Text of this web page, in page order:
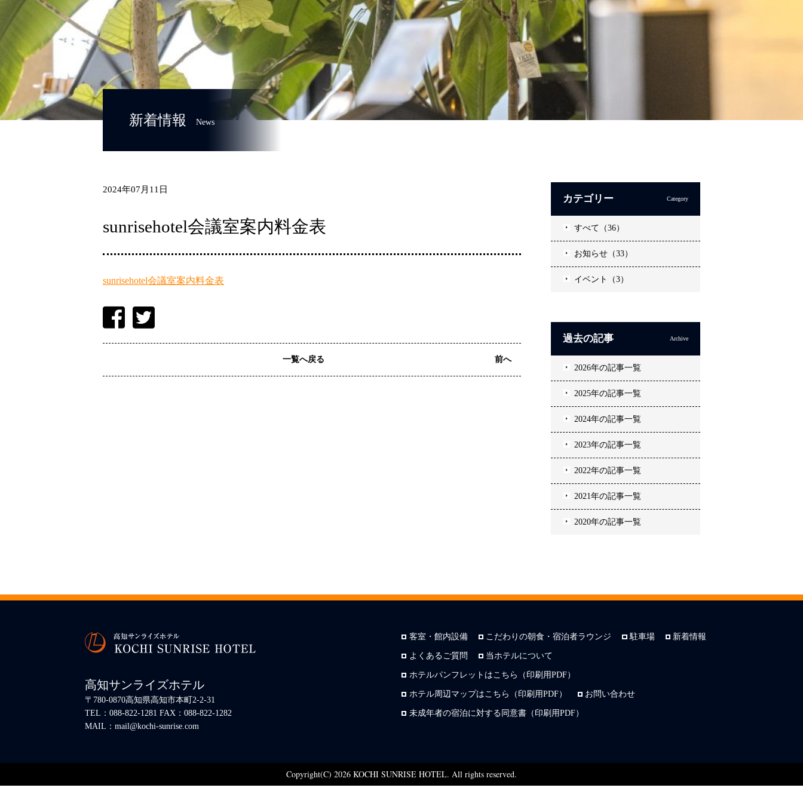
新着情報 News
2024年07月11日
sunrisehotel会議室案内料金表
sunrisehotel会議室案内料金表
一覧へ戻る 前へ
カテゴリー Category
すべて（36）
お知らせ（33）
イベント（3）
過去の記事 Archive
2026年の記事一覧
2025年の記事一覧
2024年の記事一覧
2023年の記事一覧
2022年の記事一覧
2021年の記事一覧
2020年の記事一覧
客室・館内設備 こだわりの朝食・宿泊者ラウンジ 駐車場 新着情報
よくあるご質問 当ホテルについて
ホテルパンフレットはこちら（印刷用PDF）
ホテル周辺マップはこちら（印刷用PDF） お問い合わせ
未成年者の宿泊に対する同意書（印刷用PDF）
高知サンライズホテル
〒780-0870高知県高知市本町2-2-31
TEL：088-822-1281 FAX：088-822-1282
MAIL：mail@kochi-sunrise.com
Copyright(C) 2026 KOCHI SUNRISE HOTEL. All rights reserved.